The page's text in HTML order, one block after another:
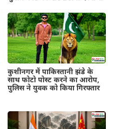
कुशीनगर में पाकिस्तानी झंडे के
साथ फोटो पोस्ट करने का आरोप,
पुलिस ने युवक को किया गिरफ्तार